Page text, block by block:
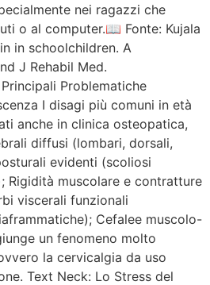
nei ragazzi che
o al computer.📖 Fonte: Kujala
in schoolchildren. A
J Rehabil Med.
Principali Problematiche
I disagi più comuni in età
anche in clinica osteopatica,
diffusi (lombari, dorsali,
evidenti (scoliosi
Rigidità muscolare e contratture
viscerali funzionali
Cefalee muscolo-
un fenomeno molto
la cervicalgia da uso
Text Neck: Lo Stress del